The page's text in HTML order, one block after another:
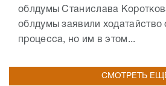
облдумы Станислава
облдумы заявили ходатайство
процесса, но им в этом...
СМОТРЕТЬ